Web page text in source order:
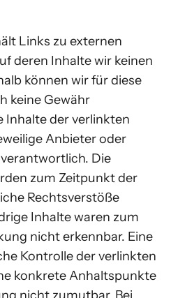
Links zu externen
deren Inhalte wir keinen
können wir für diese
keine Gewähr
Inhalte der verlinkten
Anbieter oder
Die
zum Zeitpunkt der
Rechtsverstöße
Inhalte waren zum
nicht erkennbar. Eine
Kontrolle der verlinkten
konkrete Anhaltspunkte